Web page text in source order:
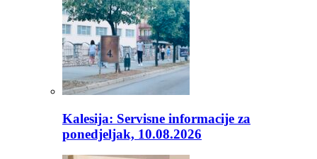
Kalesija: Servisne informacije za
ponedjeljak, 10.08.2026